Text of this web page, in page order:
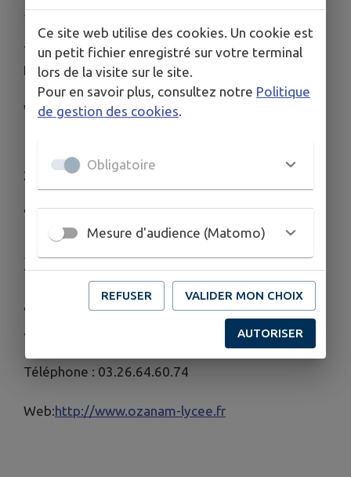
51000 CHALONS EN CHAMPAGNE
Téléphone : 03.26.69.23.40
Fax : 03.26.69.23.41
Web: http://sepia.ac-reims.fr/lyc-bayen/-spip-/
2 Adresses:
"Mont Héry"
1 Rue de la Fraternité
51000 CHALONS EN CHAMPAGNE
Téléphone : 03.26.69.32.70
"Centre"
41 Rue du Général Féry
51000 CHALONS EN CHAMPAGNE
Téléphone : 03.26.64.60.74
Web: http://www.ozanam-lycee.fr
Ce site web utilise des cookies. Un cookie est
un petit fichier enregistré sur votre terminal
lors de la visite sur le site.
Pour en savoir plus, consultez notre Politique
de gestion des cookies
Obligatoire
Mesure d'audience (Matomo)
REFUSER VALIDER MON CHOIX
AUTORISER